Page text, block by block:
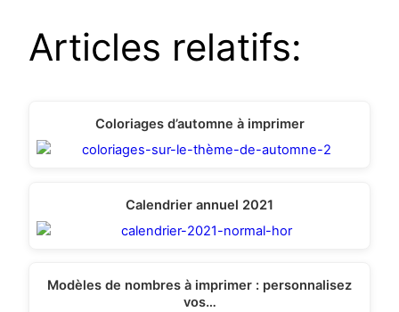
Articles relatifs:
Coloriages d’automne à imprimer
Calendrier annuel 2021
Modèles de nombres à imprimer : personnalisez
vos…